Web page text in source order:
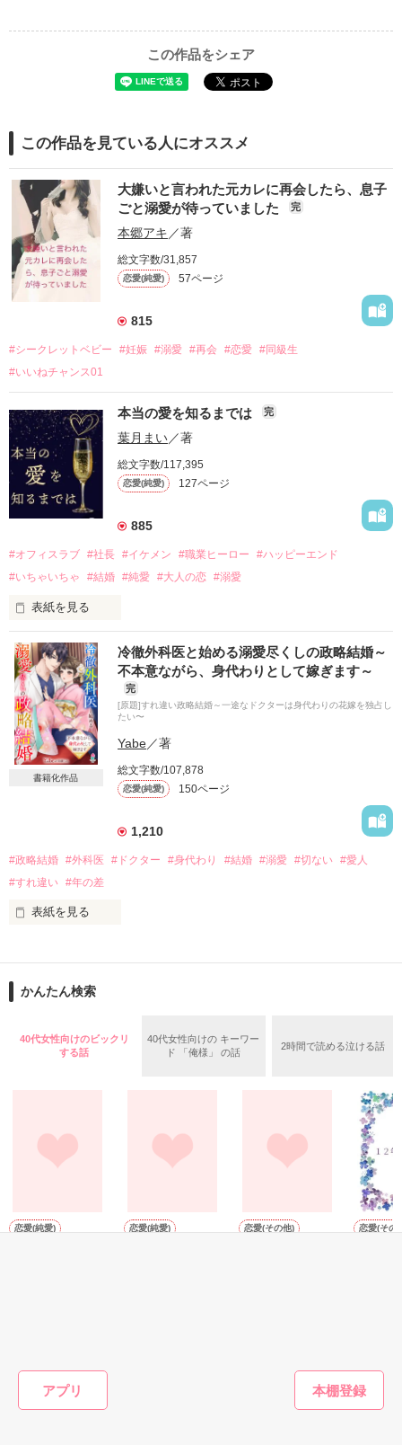
アプリ
この作品をシェア
この作品を見ている人にオススメ
大嫌いと言われた元カレに再会したら、息子
ごと溺愛が待っていました
完
本郷アキ ／著
総文字数/31,857
恋愛(純愛) 57ページ
815
#シークレットベビー #妊娠 #溺愛 #再会 #恋愛 #同級生
#いいねチャンス01
本当の愛を知るまでは 完
葉月まい／著
総文字数/117,395
恋愛(純愛) 127ページ
885
#オフィスラブ #社長 #イケメン #職業ヒーロー
#ハッピーエンド
#いちゃいちゃ
#結婚 #純愛 #大人の恋 #溺愛
表紙を見る
『結婚は 条件が合う人との契約』
愛はいらないという彼女
『諦めない 君が愛を知るまでは』
そんな彼も 本当の愛をまだ知らない
真の愛とは、いったい？
果たして二人は見つけられるのか……
書籍化作品
冷徹外科医と始める溺愛尽くしの政略結婚～
不本意ながら、身代わりとして嫁ぎます～
完
[原題]すれ違い政略結婚～一途なドクターは身代わりの花嫁を独占し
たい〜
Yabe／著
総文字数/107,878
恋愛(純愛) 150ページ
1,210
#政略結婚 #外科医 #ドクター #身代わり #結婚 #溺愛 #切ない #愛人
#すれ違い #年の差
表紙を見る
らそう告げた。
三橋　優（みつはし　ゆう）　２２歳
緒方　一矢（おがた　いちや）　３４歳
緒方総合病院の次期院長
〝愛人の子〟
私と母の存在が本妻やその子を苦しめてきたのも事実だと、虐
げられる現状を甘んじて受け入れてきた。
かんたん検索
40代女性向けのビックリ
する話
40代女性向けの キーワー
ド 「俺様」 の話
2時間で読める泣ける話
恋愛(純愛) 恋愛(純愛) 恋愛(その他) 恋愛(その
かんたん検索の条件を変える